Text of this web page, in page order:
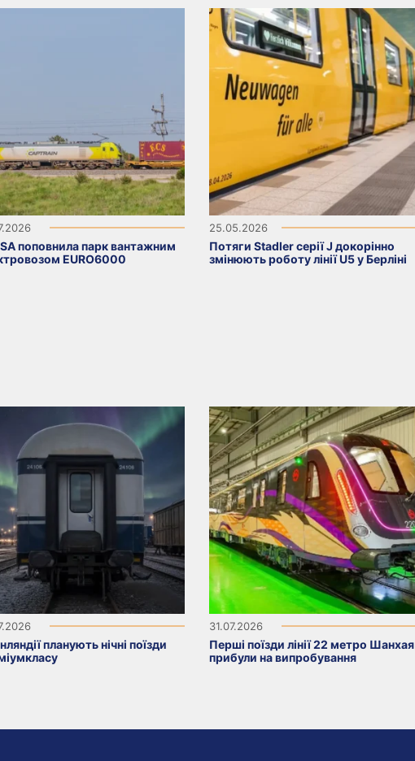
поповнила парк вантажним
EURO6000
25.05.2026
Потяги Stadler серії J докорінно
змінюють роботу лінії U5 у Берліні
планують нічні поїзди
31.07.2026
Перші поїзди лінії 22 метро Шанхая
прибули на випробування